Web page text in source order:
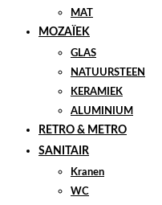
MAT
MOZAÏEK
GLAS
NATUURSTEEN
KERAMIEK
ALUMINIUM
RETRO & METRO
SANITAIR
Kranen
WC